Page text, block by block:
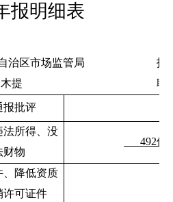
报明细表
治区市场监管局
报
提 联
报批评
法所得、没
财物
492件
、
降低资质
许可证件